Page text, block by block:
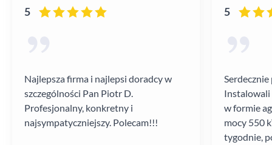
5
Najlepsza firma i najlepsi doradcy w
szczególności Pan Piotr D.
Profesjonalny, konkretny i
najsympatyczniejszy. Polecam!!!
5
Instalowali
w formie
mocy 550
tygodnie,